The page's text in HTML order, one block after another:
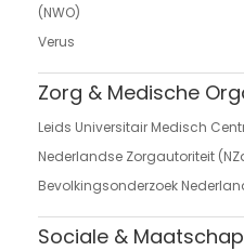
(NWO)
Verus
Zorg & Medische
Leids Universitair Medisch
Nederlandse Zorgautoriteit
Bevolkingsonderzoek
Sociale &